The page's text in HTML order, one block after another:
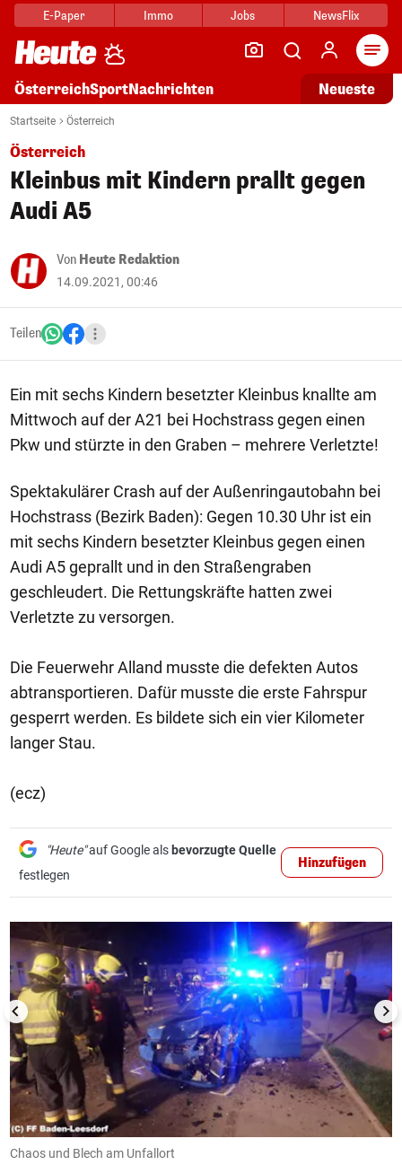
E-Paper Immo Jobs NewsFlix
ÖsterreichSportNachrichten Neueste
Startseite Österreich
Österreich
Kleinbus mit Kindern prallt gegen
Audi A5
Von Heute Redaktion
14.09.2021, 00:46
Teilen
Ein mit sechs Kindern besetzter Kleinbus knallte am
Mittwoch auf der A21 bei Hochstrass gegen einen
Pkw und stürzte in den Graben – mehrere Verletzte!
Spektakulärer Crash auf der Außenringautobahn bei
Hochstrass (Bezirk Baden): Gegen 10.30 Uhr ist ein
mit sechs Kindern besetzter Kleinbus gegen einen
Audi A5 geprallt und in den Straßengraben
geschleudert. Die Rettungskräfte hatten zwei
Verletzte zu versorgen.
Die Feuerwehr Alland musste die defekten Autos
abtransportieren. Dafür musste die erste Fahrspur
gesperrt werden. Es bildete sich ein vier Kilometer
langer Stau.
(ecz)
"Heute"auf Google als bevorzugte Quelle
festlegen
Hinzufügen
1/3
Chaos und Blech am Unfallort